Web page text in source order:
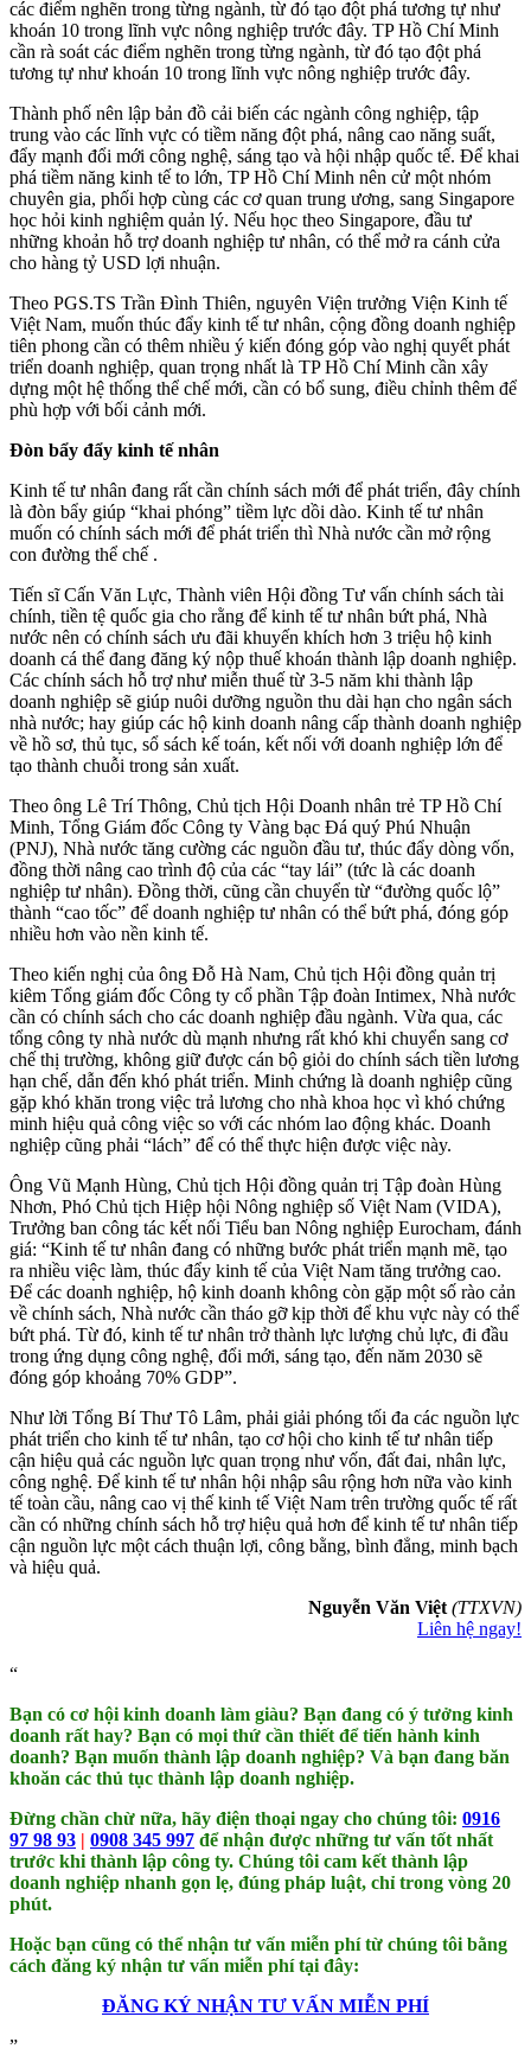
các điểm nghẽn trong từng ngành, từ đó tạo đột phá tương tự như
khoán 10 trong lĩnh vực nông nghiệp trước đây. TP Hồ Chí Minh
cần rà soát các điểm nghẽn trong từng ngành, từ đó tạo đột phá
tương tự như khoán 10 trong lĩnh vực nông nghiệp trước đây.
Thành phố nên lập bản đồ cải biến các ngành công nghiệp, tập
trung vào các lĩnh vực có tiềm năng đột phá, nâng cao năng suất,
đẩy mạnh đổi mới công nghệ, sáng tạo và hội nhập quốc tế. Để khai
phá tiềm năng kinh tế to lớn, TP Hồ Chí Minh nên cử một nhóm
chuyên gia, phối hợp cùng các cơ quan trung ương, sang Singapore
học hỏi kinh nghiệm quản lý. Nếu học theo Singapore, đầu tư
những khoản hỗ trợ doanh nghiệp tư nhân, có thể mở ra cánh cửa
cho hàng tỷ USD lợi nhuận.
Theo PGS.TS Trần Đình Thiên, nguyên Viện trưởng Viện Kinh tế
Việt Nam, muốn thúc đẩy kinh tế tư nhân, cộng đồng doanh nghiệp
tiên phong cần có thêm nhiều ý kiến đóng góp vào nghị quyết phát
triển doanh nghiệp, quan trọng nhất là TP Hồ Chí Minh cần xây
dựng một hệ thống thể chế mới, cần có bổ sung, điều chỉnh thêm để
phù hợp với bối cảnh mới.
Đòn bẩy đẩy kinh tế nhân
Kinh tế tư nhân đang rất cần chính sách mới để phát triển, đây chính
là đòn bẩy giúp “khai phóng” tiềm lực dồi dào. Kinh tế tư nhân
muốn có chính sách mới để phát triển thì Nhà nước cần mở rộng
con đường thể chế .
Tiến sĩ Cấn Văn Lực, Thành viên Hội đồng Tư vấn chính sách tài
chính, tiền tệ quốc gia cho rằng để kinh tế tư nhân bứt phá, Nhà
nước nên có chính sách ưu đãi khuyến khích hơn 3 triệu hộ kinh
doanh cá thể đang đăng ký nộp thuế khoán thành lập doanh nghiệp.
Các chính sách hỗ trợ như miễn thuế từ 3-5 năm khi thành lập
doanh nghiệp sẽ giúp nuôi dưỡng nguồn thu dài hạn cho ngân sách
nhà nước; hay giúp các hộ kinh doanh nâng cấp thành doanh nghiệp
về hồ sơ, thủ tục, sổ sách kế toán, kết nối với doanh nghiệp lớn để
tạo thành chuỗi trong sản xuất.
Theo ông Lê Trí Thông, Chủ tịch Hội Doanh nhân trẻ TP Hồ Chí
Minh, Tổng Giám đốc Công ty Vàng bạc Đá quý Phú Nhuận
(PNJ), Nhà nước tăng cường các nguồn đầu tư, thúc đẩy dòng vốn,
đồng thời nâng cao trình độ của các “tay lái” (tức là các doanh
nghiệp tư nhân). Đồng thời, cũng cần chuyển từ “đường quốc lộ”
thành “cao tốc” để doanh nghiệp tư nhân có thể bứt phá, đóng góp
nhiều hơn vào nền kinh tế.
Theo kiến nghị của ông Đỗ Hà Nam, Chủ tịch Hội đồng quản trị
kiêm Tổng giám đốc Công ty cổ phần Tập đoàn Intimex, Nhà nước
cần có chính sách cho các doanh nghiệp đầu ngành. Vừa qua, các
tổng công ty nhà nước dù mạnh nhưng rất khó khi chuyển sang cơ
chế thị trường, không giữ được cán bộ giỏi do chính sách tiền lương
hạn chế, dẫn đến khó phát triển. Minh chứng là doanh nghiệp cũng
gặp khó khăn trong việc trả lương cho nhà khoa học vì khó chứng
minh hiệu quả công việc so với các nhóm lao động khác. Doanh
nghiệp cũng phải “lách” để có thể thực hiện được việc này.
Ông Vũ Mạnh Hùng, Chủ tịch Hội đồng quản trị Tập đoàn Hùng
Nhơn, Phó Chủ tịch Hiệp hội Nông nghiệp số Việt Nam (VIDA),
Trưởng ban công tác kết nối Tiểu ban Nông nghiệp Eurocham, đánh
giá: “Kinh tế tư nhân đang có những bước phát triển mạnh mẽ, tạo
ra nhiều việc làm, thúc đẩy kinh tế của Việt Nam tăng trưởng cao.
Để các doanh nghiệp, hộ kinh doanh không còn gặp một số rào cản
về chính sách, Nhà nước cần tháo gỡ kịp thời để khu vực này có thể
bứt phá. Từ đó, kinh tế tư nhân trở thành lực lượng chủ lực, đi đầu
trong ứng dụng công nghệ, đổi mới, sáng tạo, đến năm 2030 sẽ
đóng góp khoảng 70% GDP”.
Như lời Tổng Bí Thư Tô Lâm, phải giải phóng tối đa các nguồn lực
phát triển cho kinh tế tư nhân, tạo cơ hội cho kinh tế tư nhân tiếp
cận hiệu quả các nguồn lực quan trọng như vốn, đất đai, nhân lực,
công nghệ. Để kinh tế tư nhân hội nhập sâu rộng hơn nữa vào kinh
tế toàn cầu, nâng cao vị thế kinh tế Việt Nam trên trường quốc tế rất
cần có những chính sách hỗ trợ hiệu quả hơn để kinh tế tư nhân tiếp
cận nguồn lực một cách thuận lợi, công bằng, bình đẳng, minh bạch
và hiệu quả.
Nguyễn Văn Việt (TTXVN)
Liên hệ ngay!
Bạn có cơ hội kinh doanh làm giàu? Bạn đang có ý tưởng kinh
doanh rất hay? Bạn có mọi thứ cần thiết để tiến hành kinh
doanh? Bạn muốn thành lập doanh nghiệp? Và bạn đang băn
khoăn các thủ tục thành lập doanh nghiệp.
Đừng chần chừ nữa, hãy điện thoại ngay cho chúng tôi: 0916
97 98 93 | 0908 345 997 để nhận được những tư vấn tốt nhất
trước khi thành lập công ty. Chúng tôi cam kết thành lập
doanh nghiệp nhanh gọn lẹ, đúng pháp luật, chỉ trong vòng 20
phút.
Hoặc bạn cũng có thể nhận tư vấn miễn phí từ chúng tôi bằng
cách đăng ký nhận tư vấn miễn phí tại đây:
ĐĂNG KÝ NHẬN TƯ VẤN MIỄN PHÍ